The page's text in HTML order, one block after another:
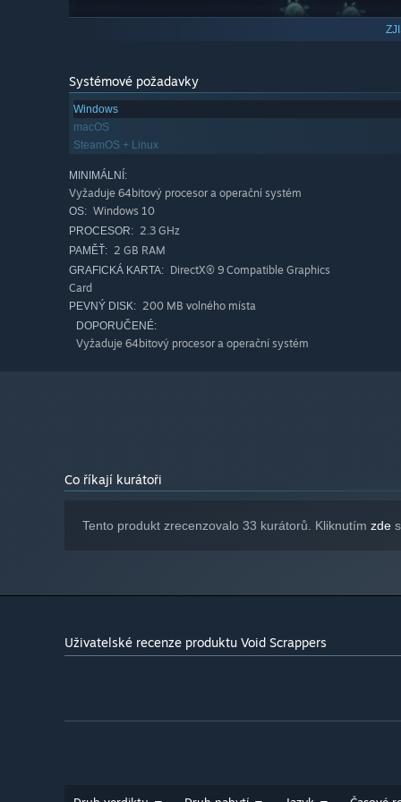
Unlock new characters with unique abilities and new
in between runs.
genre, particularly those that are looking for an injection
Systémové požadavky
Windows
macOS
SteamOS + Linux
MINIMÁLNÍ:
Vyžaduje 64bitový procesor a operační systém
OS: Windows 10
PROCESOR: 2.3 GHz
PAMĚŤ: 2 GB RAM
GRAFICKÁ KARTA: DirectX® 9 Compatible Graphics
Card
PEVNÝ DISK: 200 MB volného místa
DOPORUČENÉ:
Vyžaduje 64bitový procesor a operační systém
Co říkají kurátoři
Tento produkt zrecenzovalo 33 kurátorů. Kliknutím zde
Uživatelské recenze produktu Void Scrappers